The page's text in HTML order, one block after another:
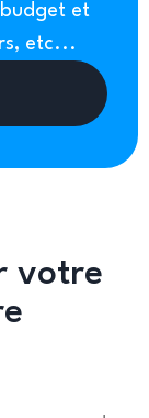
et
etc...
votre